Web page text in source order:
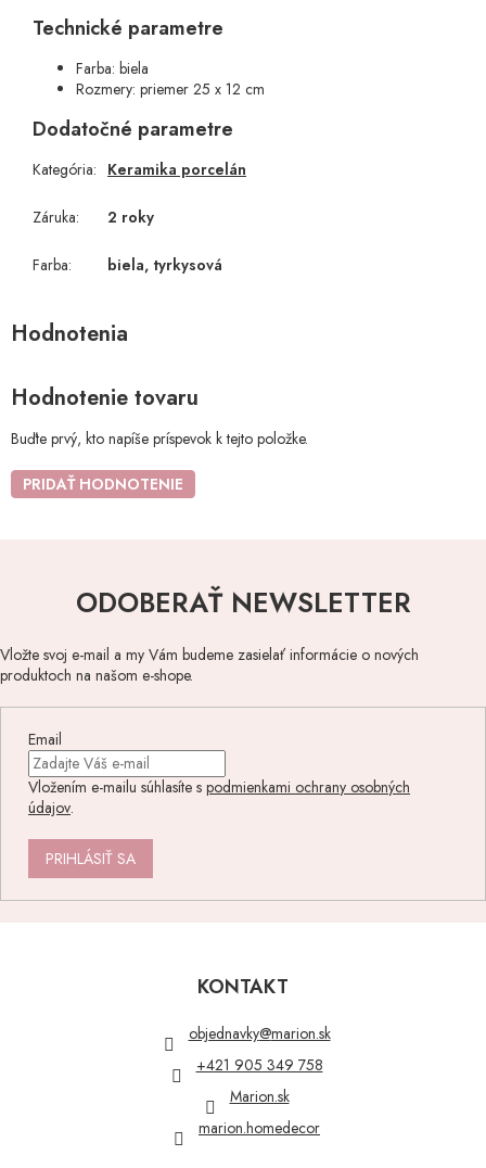
Technické parametre
Farba: biela
Rozmery: priemer 25 x 12 cm
Dodatočné parametre
Kategória: Keramika porcelán
Záruka: 2 roky
Farba: biela, tyrkysová
Hodnotenie tovaru
Buďte prvý, kto napíše príspevok k tejto položke.
PRIDAŤ HODNOTENIE
ODOBERAŤ NEWSLETTER
Vložte svoj e-mail a my Vám budeme zasielať informácie o nových
produktoch na našom e-shope.
Email
Vložením e-mailu súhlasíte s podmienkami ochrany osobných
údajov.
PRIHLÁSIŤ SA
KONTAKT
objednavky@marion.sk
+421 905 349 758
Marion.sk
marion.homedecor